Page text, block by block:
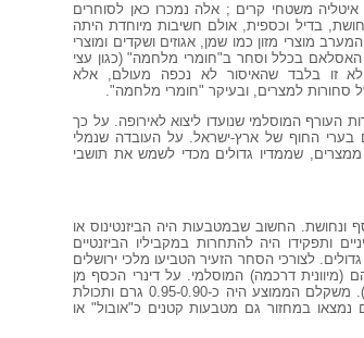
משטחי קרים ; אלה נמכרו כאן לסוחרים
בדיל וכספית, אולם חשיבות מיוחדת היתה
מוצרי מזון כמו שמן, אגוזים ושקדים ומוצרי
בכלל וסחר ב"חומרי מלחמה" (כגון עצי
זו בלבד שהאיסור לא נכפה מעולם, אלא
למצרים, ובעיקר "חומרי מלחמה".
העורף המוסלמי שנועדו ליצוא לאירופה. על כך
בערי החוף של ארץ-ישראל. על העובדה שנמלי
שממדיו גדולים מכדי לשמש את תושבי
החשוב שבמטבעות היה הביזנטינוס או
ותפקידו היה להתחרות במקביליו הביזנטיים
לצורכי הסחר הזעיר הטביעו מלכי ירושלים
דרכמה) המוסלמי. על דינרי הכסף מן
המאה השתים-עשרה טבוע השם של בלדוין (לממלכה הצלבנית היו במאה זו חמישה מלכים בשם זה). משקלם הממוצע היה כ-0.95-0.90 גרם ותכולת
נמצאו במחזור גם מטבעות קטנים כ"אובול" או